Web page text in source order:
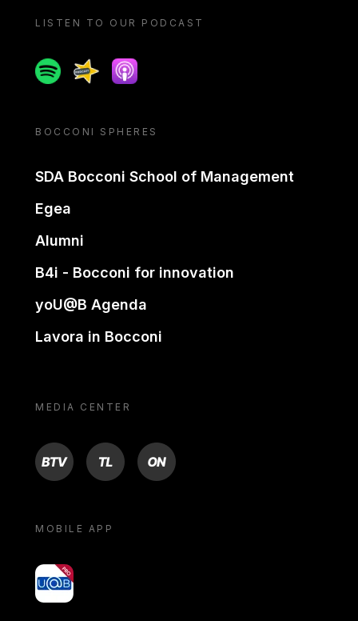
LISTEN TO OUR PODCAST
SpotifySpreakerApple podcast
BOCCONI SPHERES
SDA Bocconi School of Management
Egea
Alumni
B4i - Bocconi for innovation
yoU@B Agenda
Lavora in Bocconi
MEDIA CENTER
BTV TL ON
MOBILE APP
yoU@B